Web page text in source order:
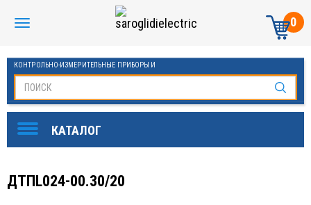
0
КОНТРОЛЬНО-ИЗМЕРИТЕЛЬНЫЕ ПРИБОРЫ И
ДТПL024-00.30/20